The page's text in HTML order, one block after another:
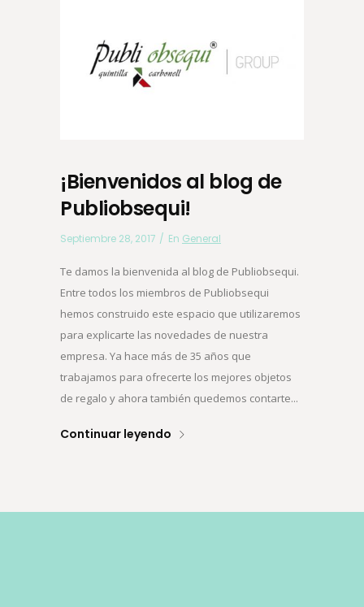
¡Bienvenidos al blog de
Publiobsequi!
Septiembre 28, 2017 En General
Te damos la bienvenida al blog de Publiobsequi.
Entre todos los miembros de Publiobsequi
hemos construido este espacio que utilizaremos
para explicarte las novedades de nuestra
empresa. Ya hace más de 35 años que
trabajamos para ofrecerte los mejores objetos
de regalo y ahora también quedemos contarte...
Continuar leyendo